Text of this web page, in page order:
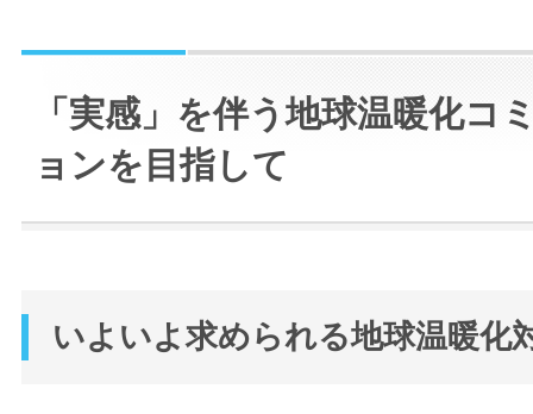
「実感」を伴う地球温暖化コ
ョンを目指して
いよいよ求められる地球温暖化